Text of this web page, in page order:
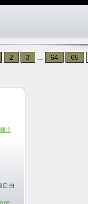
2 3 64 65
主
自由